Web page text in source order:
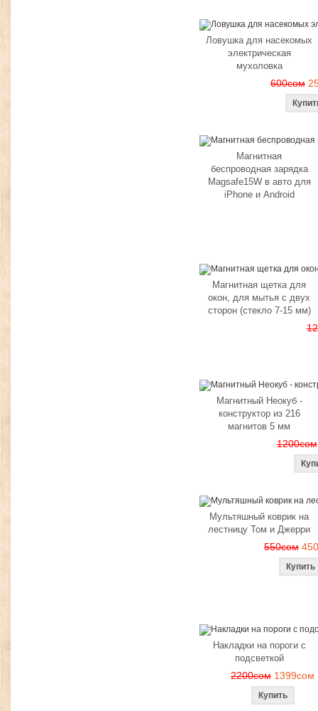
Ловушка для насекомых
электрическая
мухоловка
600сом
Магнитная
беспроводная зарядка
Magsafe15W в авто для
iPhone и Android
Магнитная щетка для
окон, для мытья с двух
сторон (стекло 7-15 мм)
Магнитный Неокуб -
конструктор из 216
магнитов 5 мм
1200сом
Мультяшный коврик на
лестницу Том и Джерри
550сом
Накладки на пороги с
подсветкой
2200сом 1399сом